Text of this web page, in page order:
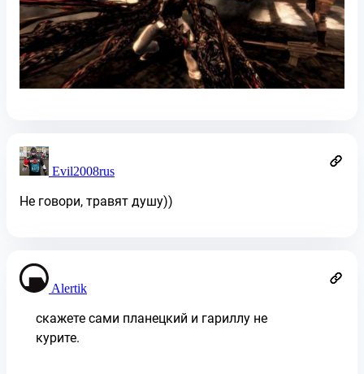
Evil2008rus
Не говори, травят душу))
Alertik
скажете сами планецкий и гариллу не
курите.